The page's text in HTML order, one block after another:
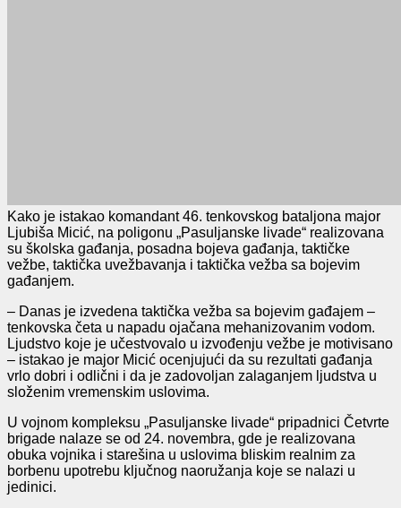
Kako je istakao komandant 46. tenkovskog bataljona major
Ljubiša Micić, na poligonu „Pasuljanske livade“ realizovana
su školska gađanja, posadna bojeva gađanja, taktičke
vežbe, taktička uvežbavanja i taktička vežba sa bojevim
gađanjem.
– Danas je izvedena taktička vežba sa bojevim gađajem –
tenkovska četa u napadu ojačana mehanizovanim vodom.
Ljudstvo koje je učestvovalo u izvođenju vežbe je motivisano
– istakao je major Micić ocenjujući da su rezultati gađanja
vrlo dobri i odlični i da je zadovoljan zalaganjem ljudstva u
složenim vremenskim uslovima.
U vojnom kompleksu „Pasuljanske livade“ pripadnici Četvrte
brigade nalaze se od 24. novembra, gde je realizovana
obuka vojnika i starešina u uslovima bliskim realnim za
borbenu upotrebu ključnog naoružanja koje se nalazi u
jedinici.